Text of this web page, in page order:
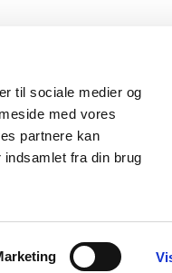
til sociale medier og
med vores
partnere kan
fra din brug
8882 6610